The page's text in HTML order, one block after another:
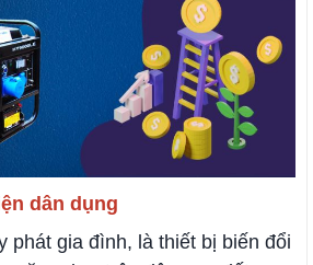
dân dụng
phát gia đình, là thiết bị biến đổi